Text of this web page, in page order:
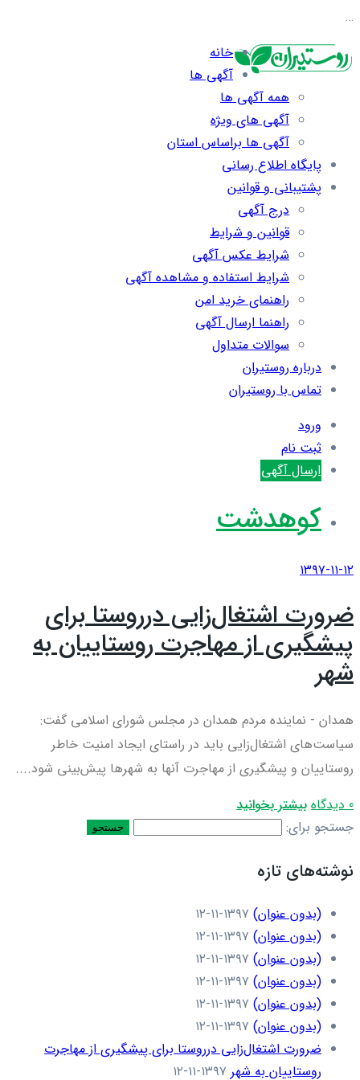
…
خانه
آگهی ها
همه آگهی ها
آگهی های ویژه
آگهی ها براساس استان
پایگاه اطلاع رسانی
پشتیبانی و قوانین
درج آگهی
قوانین و شرایط
شرایط عکس آگهی
شرایط استفاده و مشاهده آگهی
راهنمای خرید امن
راهنما ارسال آگهی
سوالات متداول
درباره روستیران
تماس با روستیران
ورود
ثبت نام
ارسال آگهی
کوهدشت
۱۳۹۷-۱۱-۱۲
ضرورت اشتغال‌زایی درروستا برای
پیشگیری از مهاجرت روستاییان به
شهر
همدان - نماینده مردم همدان در مجلس شورای اسلامی گفت:
سیاست‌های اشتغال‌زایی باید در راستای ایجاد امنیت خاطر
روستاییان و پیشگیری از مهاجرت آنها به شهرها پیش‌بینی شود....
0 دیدگاه
بیشتر بخوانید
جستجو برای:
نوشته‌های تازه
(بدون عنوان) ۱۳۹۷-۱۱-۱۲
(بدون عنوان) ۱۳۹۷-۱۱-۱۲
(بدون عنوان) ۱۳۹۷-۱۱-۱۲
(بدون عنوان) ۱۳۹۷-۱۱-۱۲
(بدون عنوان) ۱۳۹۷-۱۱-۱۲
(بدون عنوان) ۱۳۹۷-۱۱-۱۲
ضرورت اشتغال‌زایی درروستا برای پیشگیری از مهاجرت
روستاییان به شهر ۱۳۹۷-۱۱-۱۲